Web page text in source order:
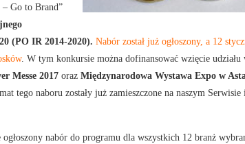
Go to Brand”
(PO IR 2014-2020). Nabór został już ogłoszony, a 12
. W tym konkursie można dofinansować wzięcie udziału
Messe 2017 oraz Międzynarodowa Wystawa Expo w
tego naboru zostały już zamieszczone na naszym
ogłoszony nabór do programu dla wszystkich 12 branż